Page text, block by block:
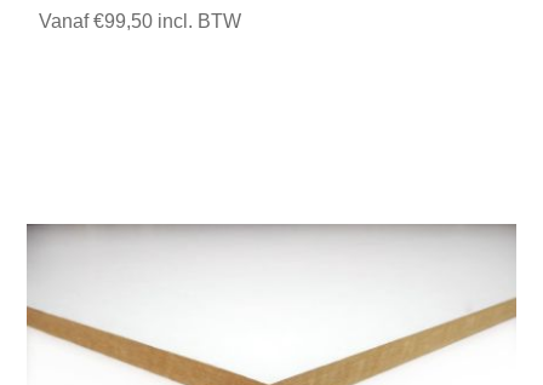
Vanaf €99,50 incl. BTW